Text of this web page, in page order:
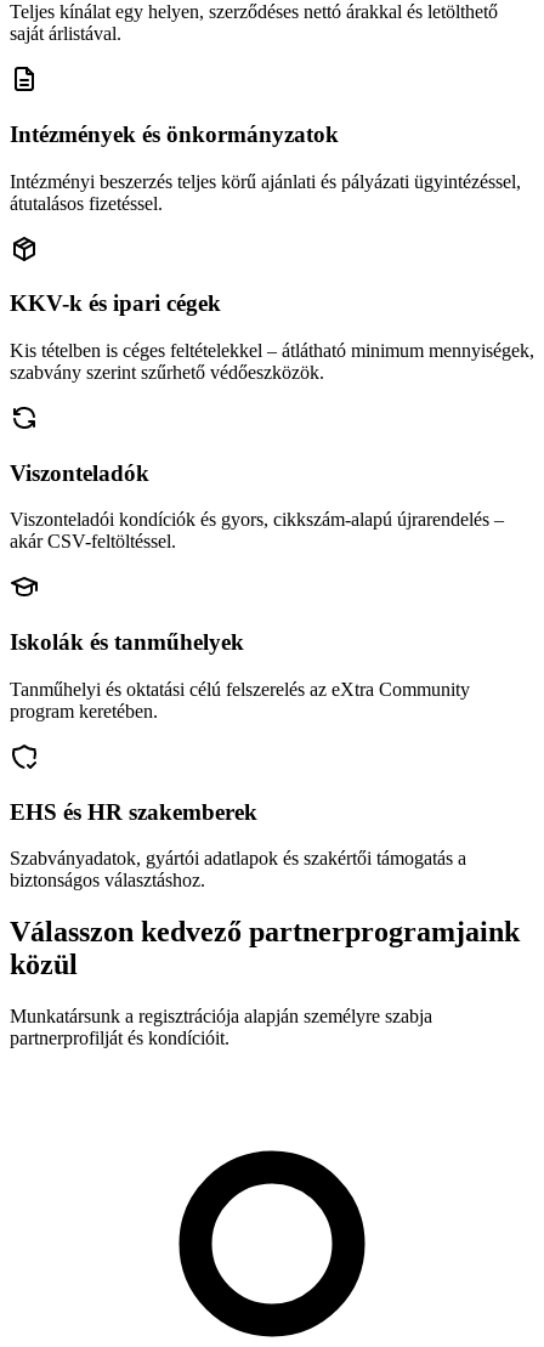
Teljes kínálat egy helyen, szerződéses nettó árakkal és letölthető
saját árlistával.
Intézmények és önkormányzatok
Intézményi beszerzés teljes körű ajánlati és pályázati ügyintézéssel,
átutalásos fizetéssel.
KKV-k és ipari cégek
Kis tételben is céges feltételekkel – átlátható minimum mennyiségek,
szabvány szerint szűrhető védőeszközök.
Viszonteladók
Viszonteladói kondíciók és gyors, cikkszám-alapú újrarendelés –
akár CSV-feltöltéssel.
Iskolák és tanműhelyek
Tanműhelyi és oktatási célú felszerelés az eXtra Community
program keretében.
EHS és HR szakemberek
Szabványadatok, gyártói adatlapok és szakértői támogatás a
biztonságos választáshoz.
Válasszon kedvező partnerprogramjaink
közül
Munkatársunk a regisztrációja alapján személyre szabja
partnerprofilját és kondícióit.